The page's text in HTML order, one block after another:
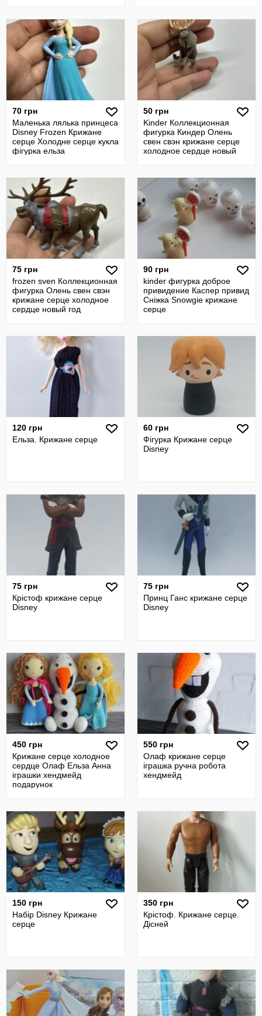
70 грн
Маленька лялька принцеса
Disney Frozen Крижане
серце Холодне серце кукла
фігурка ельза
50 грн
Kinder Коллекционная
фигурка Киндер Олень
свен свэн крижане серце
холодное сердце новый
75 грн
frozen sven Коллекционная
фигурка Олень свен свэн
крижане серце холодное
сердце новый год
90 грн
kinder фигурка доброе
привидение Каспер привид
Сніжка Snowgie крижане
серце
120 грн
Ельза. Крижане серце
60 грн
Фігурка Крижане серце
Disney
75 грн
Крістоф крижане серце
Disney
75 грн
Принц Ганс крижане серце
Disney
450 грн
Крижане серце холодное
сердце Олаф Ельза Анна
іграшки хендмейд
подарунок
550 грн
Олаф крижане серце
іграшка ручна робота
хендмейд
150 грн
Набір Disney Крижане
серце
350 грн
Крістоф. Крижане серце.
Дісней